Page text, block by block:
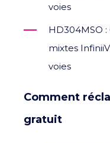
voies
HD304MSO
mixtes
voies
Comment
gratuit